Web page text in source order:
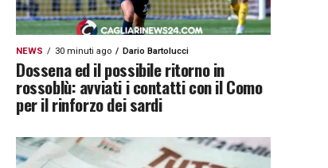
NEWS 30 minuti ago Dario Bartolucci
Dossena ed il possibile ritorno in
rossoblù: avviati i contatti con il Como
per il rinforzo dei sardi